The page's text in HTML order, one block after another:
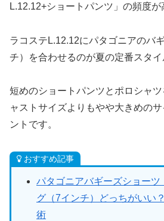
L.12.12+ショートパンツ」の頻度が
ラコステL.12.12にパタゴニアのバ
チ）を合わせるのが夏の定番スタイ
短めのショートパンツとポロシャ
ャストサイズよりもやや大きめの
ントです。
おすすめ記事
パタゴニアバギーズショーツ
グ（7インチ）どっちがいい
術